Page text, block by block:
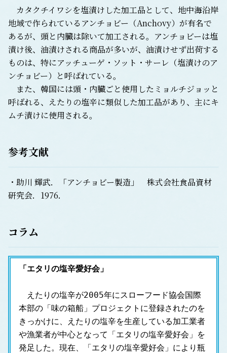
カタクチイワシを塩漬けした加工品として、地中海沿岸
地域で作られているアンチョビー（Anchovy）が有名で
あるが、頭と内臓は除いて加工される。アンチョビーは塩
漬け後、油漬けされる商品が多いが、油漬けせず出荷する
ものは、特にアッチューゲ・ソット・サーレ（塩漬けのア
ンチョビー）と呼ばれている。
また、韓国には頭・内臓ごと使用したミョルチジョッと
呼ばれる、えたりの塩辛に類似した加工品があり、主にキ
ムチ漬けに使用される。
参考文献
・助川 輝武．「アンチョビー製造」 株式会社食品資材
研究会．1976．
コラム
「エタリの塩辛愛好会」
えたりの塩辛が2005年にスローフード協会国際
本部の「味の箱船」プロジェクトに登録されたのを
きっかけに、えたりの塩辛を生産している加工業者
や漁業者が中心となって「エタリの塩辛愛好会」を
発足した。現在、「エタリの塩辛愛好会」により瓶